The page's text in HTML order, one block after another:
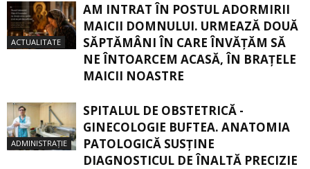
ACTUALITATE
AM INTRAT ÎN POSTUL ADORMIRII
MAICII DOMNULUI. URMEAZĂ DOUĂ
SĂPTĂMÂNI ÎN CARE ÎNVĂŢĂM SĂ
NE ÎNTOARCEM ACASĂ, ÎN BRAŢELE
MAICII NOASTRE
ADMINISTRAȚIE
SPITALUL DE OBSTETRICĂ -
GINECOLOGIE BUFTEA. ANATOMIA
PATOLOGICĂ SUSŢINE
DIAGNOSTICUL DE ÎNALTĂ PRECIZIE